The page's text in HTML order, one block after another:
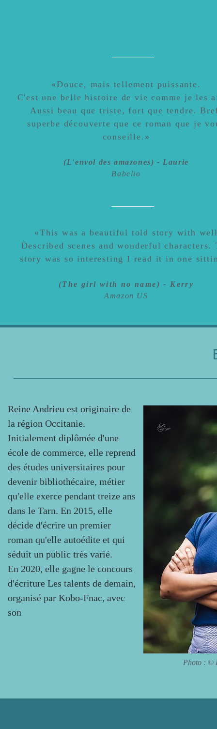
« Douce, mais tellement puissante.
C'est une belle histoire de vie comme je les
Aussi beau que triste, fort que tendre.
superbe découverte que ce roman que je
conseille. »
(L'envol des amazones) - Laurie
Babelio
«This was a beautiful told story with
Described scenes and wonderful characters.
story was so interesting I read it in one
(The girl with no name) - Kerry
Amazon US
Reine Andrieu est originaire de
la région Occitanie.
Initialement diplômée d'une
école de commerce, elle reprend
des études universitaires pour
devenir bibliothécaire, métier
qu'elle exerce pendant treize ans
dans le Tarn. En 2015, elle
décide d'écrire un premier
roman qu'elle autoédite et qui
séduit un public très varié.
En 2020, elle gagne le concours
d'écriture Les talents de demain,
organisé par Kobo-Fnac, avec
son
Photo : ©